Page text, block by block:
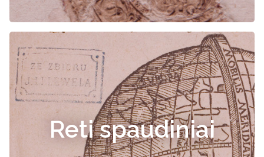
Reti spaudiniai